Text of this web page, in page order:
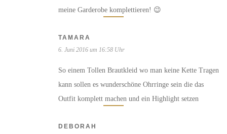
meine Garderobe komplettieren! 😉
TAMARA
6. Juni 2016 um 16:58 Uhr
So einem Tollen Brautkleid wo man keine Kette Tragen
kann sollen es wunderschöne Ohrringe sein die das
Outfit komplett machen und ein Highlight setzen
DEBORAH